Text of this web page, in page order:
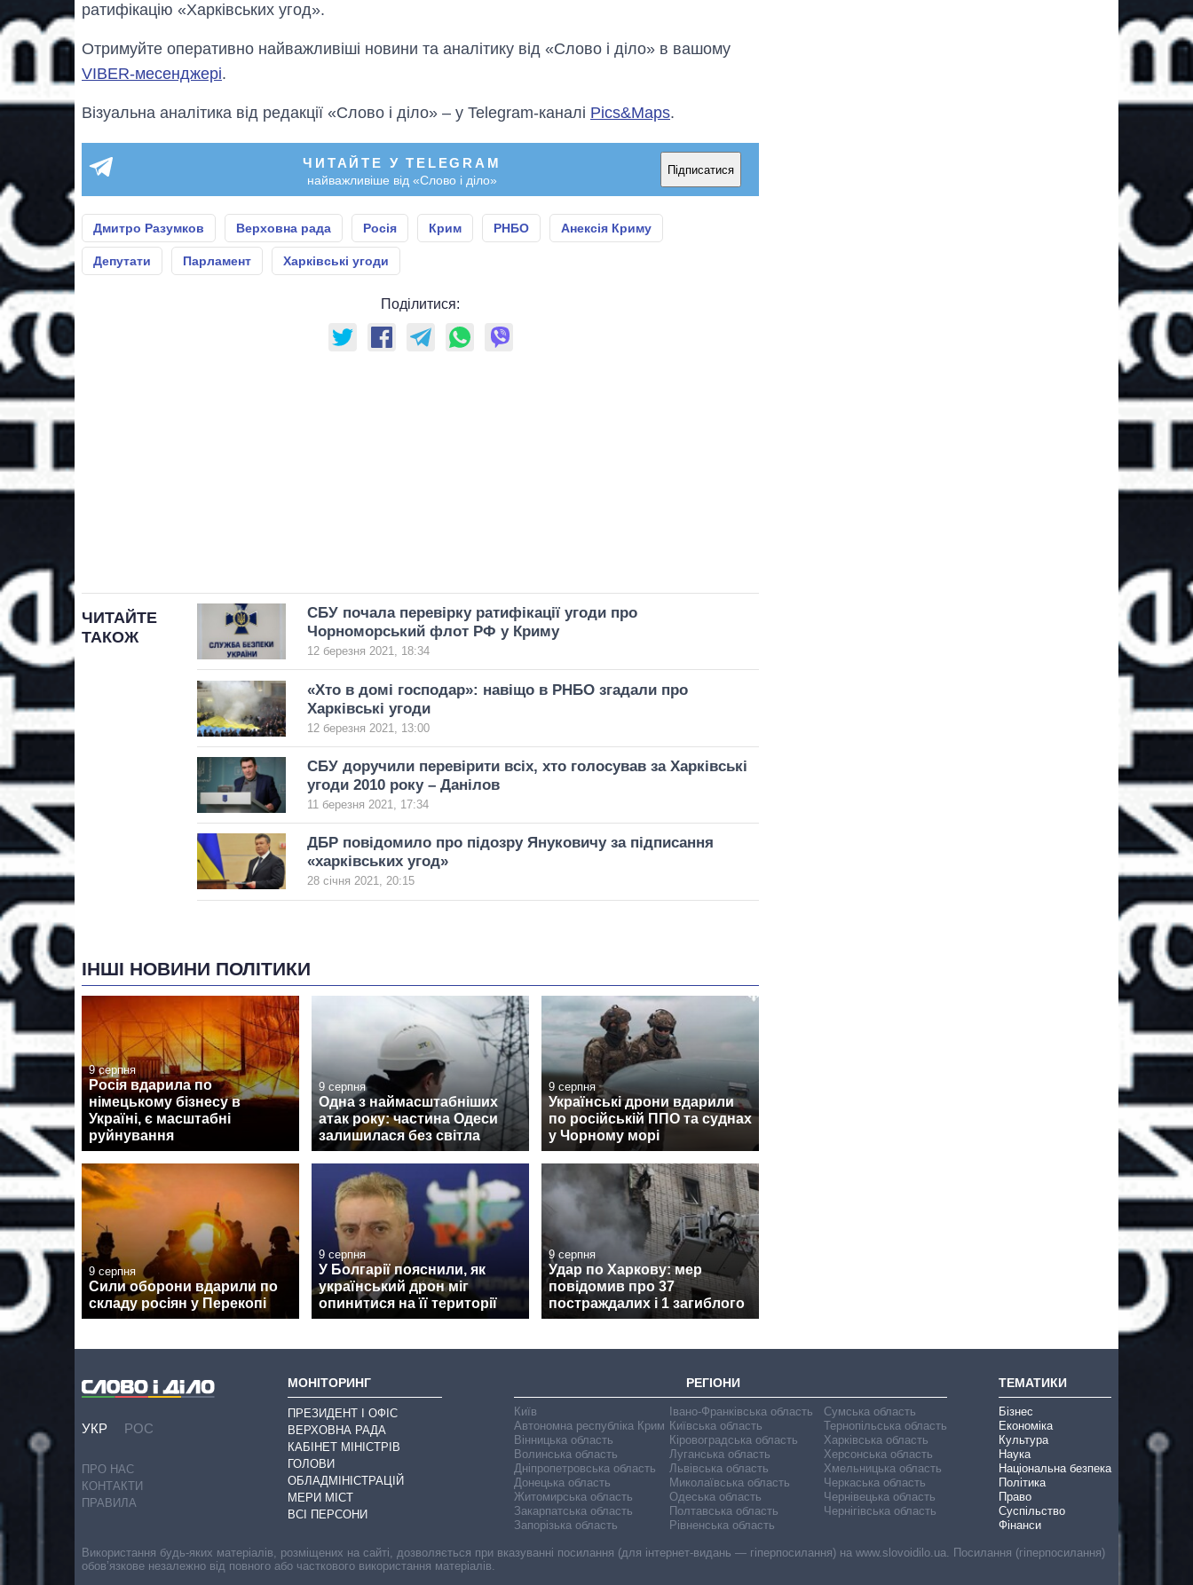
ратифікацію «Харківських угод».
Отримуйте оперативно найважливіші новини та аналітику від «Слово і діло» в вашому
VIBER-месенджері.
Візуальна аналітика від редакції «Слово і діло» – у Telegram-каналі Pics&Maps.
ЧИТАЙТЕ У TELEGRAM
найважливіше від «Слово і діло»
Підписатися
Дмитро Разумков Верховна рада Росія Крим РНБО Анексія Криму
Депутати Парламент Харківські угоди
Поділитися:
ЧИТАЙТЕ
ТАКОЖ
СБУ почала перевірку ратифікації угоди про
Чорноморський флот РФ у Криму
12 березня 2021, 18:34
«Хто в домі господар»: навіщо в РНБО згадали про
Харківські угоди
12 березня 2021, 13:00
СБУ доручили перевірити всіх, хто голосував за Харківські
угоди 2010 року – Данілов
11 березня 2021, 17:34
ДБР повідомило про підозру Януковичу за підписання
«харківських угод»
28 січня 2021, 20:15
ІНШІ НОВИНИ ПОЛІТИКИ
9 серпня
Росія вдарила по
німецькому бізнесу в
Україні, є масштабні
руйнування
9 серпня
Одна з наймасштабніших
атак року: частина Одеси
залишилася без світла
9 серпня
Українські дрони вдарили
по російській ППО та суднах
у Чорному морі
9 серпня
Сили оборони вдарили по
складу росіян у Перекопі
9 серпня
У Болгарії пояснили, як
український дрон міг
опинитися на її території
9 серпня
Удар по Харкову: мер
повідомив про 37
постраждалих і 1 загиблого
УКР РОС
ПРО НАС
КОНТАКТИ
ПРАВИЛА
МОНІТОРИНГ
ПРЕЗИДЕНТ І ОФІС
ВЕРХОВНА РАДА
КАБІНЕТ МІНІСТРІВ
ГОЛОВИ
ОБЛАДМІНІСТРАЦІЙ
МЕРИ МІСТ
ВСІ ПЕРСОНИ
РЕГІОНИ
Київ
Автономна республіка Крим
Вінницька область
Волинська область
Дніпропетровська область
Донецька область
Житомирська область
Закарпатська область
Запорізька область
Івано-Франківська область
Київська область
Кіровоградська область
Луганська область
Львівська область
Миколаївська область
Одеська область
Полтавська область
Рівненська область
Сумська область
Тернопільська область
Харківська область
Херсонська область
Хмельницька область
Черкаська область
Чернівецька область
Чернігівська область
ТЕМАТИКИ
Бізнес
Економіка
Культура
Наука
Національна безпека
Політика
Право
Суспільство
Фінанси
Використання будь-яких матеріалів, розміщених на сайті, дозволяється при вказуванні посилання (для інтернет-видань — гіперпосилання) на www.slovoidilo.ua. Посилання (гіперпосилання)
обов’язкове незалежно від повного або часткового використання матеріалів.